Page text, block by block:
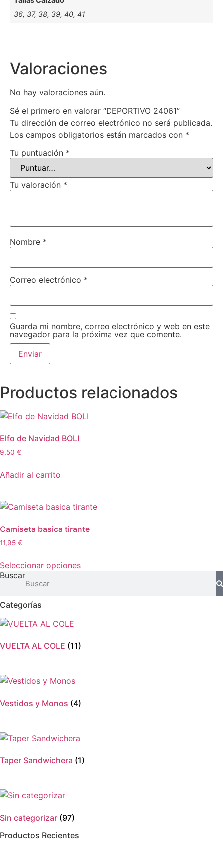
36, 37, 38, 39, 40, 41
Valoraciones
No hay valoraciones aún.
Sé el primero en valorar “DEPORTIVO 24061”
Tu dirección de correo electrónico no será publicada.
Los campos obligatorios están marcados con *
Tu puntuación *
Tu valoración *
Nombre *
Correo electrónico *
Guarda mi nombre, correo electrónico y web en este
navegador para la próxima vez que comente.
Productos relacionados
Elfo de Navidad BOLI
9,50 €
Añadir al carrito
Camiseta basica tirante
11,95 €
Seleccionar opcionesproducto
página
Buscar
Categorías
VUELTA AL COLE (11)
Vestidos y Monos (4)
Taper Sandwichera (1)
Sin categorizar (97)
Productos Recientes